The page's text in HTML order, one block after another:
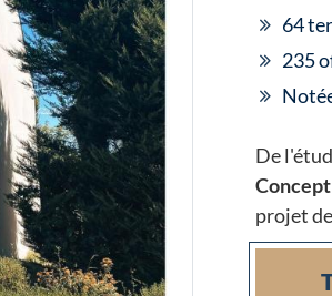
64
235
De
projet